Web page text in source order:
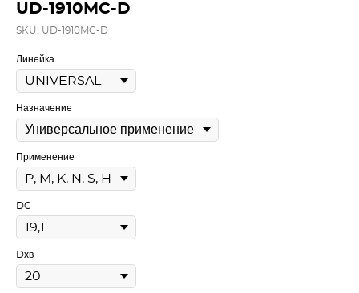
UD-1910MC-D
SKU: UD-1910MC-D
Линейка
Назначение
Применение
DC
Dхв